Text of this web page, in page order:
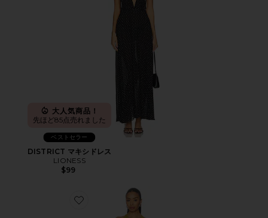
大人気商品！
先ほど85点売れました
ベストセラー
DISTRICT マキシドレス
LIONESS
$99
Favorite KATSIA ドレス